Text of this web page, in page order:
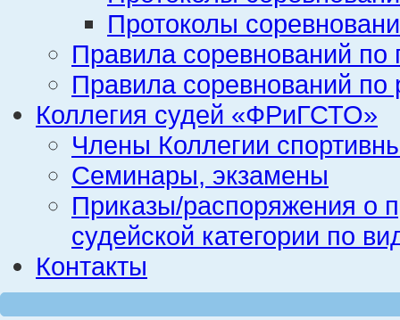
Протоколы
Правила соревнований по
Правила соревнований по
Коллегия судей «ФРиГСТО»
Члены Коллегии
Семинары, экзамены
Приказы/распоряжения о
судейской категории по
Контакты